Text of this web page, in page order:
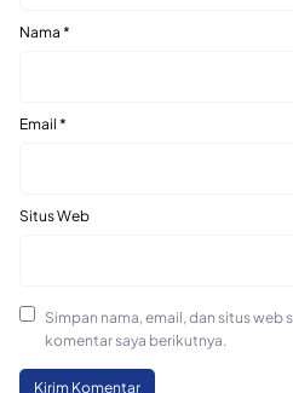
Nama *
Email *
Situs Web
Simpan nama, email, dan situs web
komentar saya berikutnya.